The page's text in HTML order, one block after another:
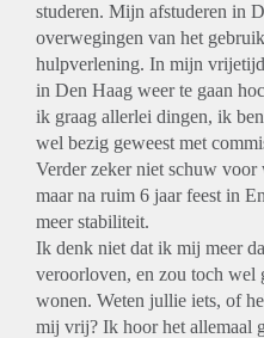
studeren. Mijn afstuderen in
overwegingen van het
hulpverlening. In mijn
in Den Haag weer te gaan
ik graag allerlei dingen, ik
wel bezig geweest met
Verder zeker niet schuw voor
maar na ruim 6 jaar feest in
meer stabiliteit.
Ik denk niet dat ik mij meer
veroorloven, en zou toch wel
wonen. Weten jullie iets, of
mij vrij? Ik hoor het allemaal